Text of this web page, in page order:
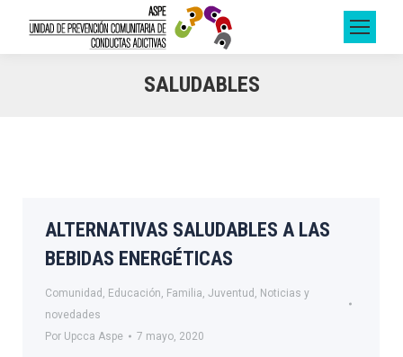
SALUDABLES
ALTERNATIVAS SALUDABLES A LAS
BEBIDAS ENERGÉTICAS
Comunidad , Educación, Familia, Juventud , Noticias y
novedades
Por Upcca Aspe 7 mayo, 2020